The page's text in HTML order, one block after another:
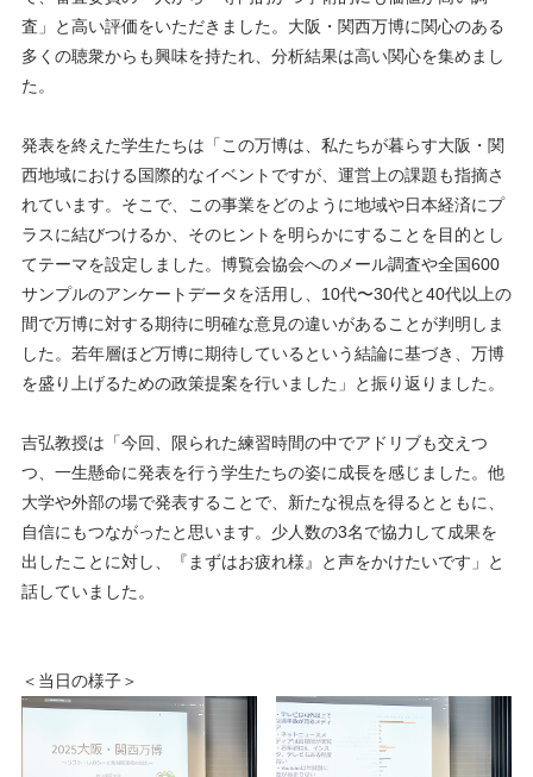
査」と高い評価をいただきました。大阪・関西万博に関心のある
多くの聴衆からも興味を持たれ、分析結果は高い関心を集めまし
た。
発表を終えた学生たちは「この万博は、私たちが暮らす大阪・関
西地域における国際的なイベントですが、運営上の課題も指摘さ
れています。そこで、この事業をどのように地域や日本経済にプ
ラスに結びつけるか、そのヒントを明らかにすることを目的とし
てテーマを設定しました。博覧会協会へのメール調査や全国600
サンプルのアンケートデータを活用し、10代〜30代と40代以上の
間で万博に対する期待に明確な意見の違いがあることが判明しま
した。若年層ほど万博に期待しているという結論に基づき、万博
を盛り上げるための政策提案を行いました」と振り返りました。
吉弘教授は「今回、限られた練習時間の中でアドリブも交えつ
つ、一生懸命に発表を行う学生たちの姿に成長を感じました。他
大学や外部の場で発表することで、新たな視点を得るとともに、
自信にもつながったと思います。少人数の3名で協力して成果を
出したことに対し、『まずはお疲れ様』と声をかけたいです」と
話していました。
＜当日の様子＞